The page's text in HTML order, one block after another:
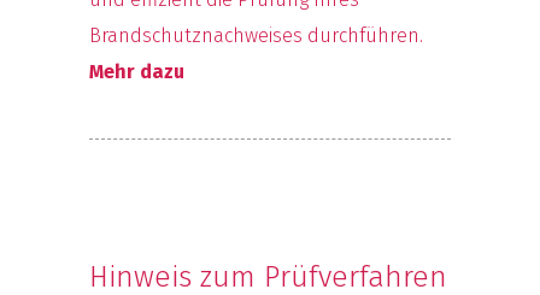
Brandschutznachweises durchführen.
Mehr dazu
Hinweis zum Prüfverfahren